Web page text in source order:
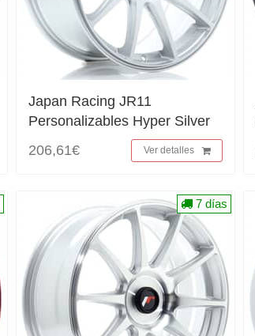
Japan Racing JR11
Personalizables Hyper Silver
206,61€
Ver detalles
7 días